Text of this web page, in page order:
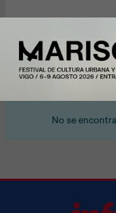
No se